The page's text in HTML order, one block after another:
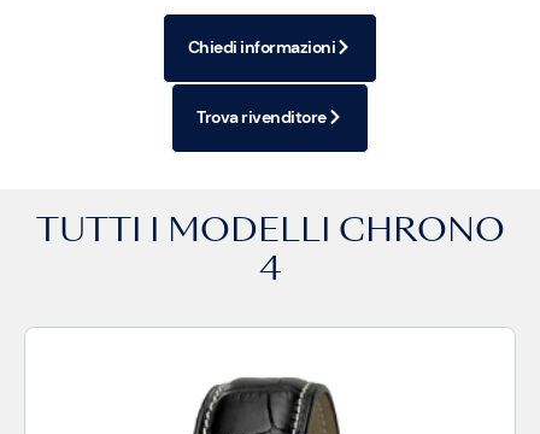
Chiedi informazioni
Trova rivenditore
TUTTI I MODELLI CHRONO
4